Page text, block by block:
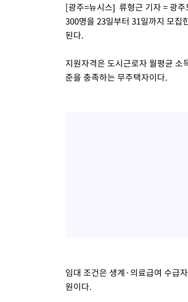
[속보]'압수수색·성접대 논란' 축구협회 "실망
'최고 37도' 폭염 지속…강원동해안 최대 150㎜
[속보]뉴욕증시 상승 마감…S&P 0.6% 나스닥
[광주=뉴시스] 류형근 기자 = 광
300명을 23일부터 31일까지 모집
된다.
지원자격은 도시근로자 월평균
준을 충족하는 무주택자이다.
임대 조건은 생계·의료급여 수급
원이다.